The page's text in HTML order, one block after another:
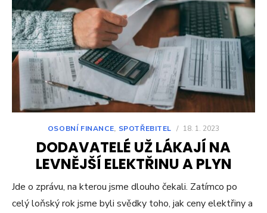
OSOBNÍ FINANCE, SPOTŘEBITEL / 18. 1. 2023
DODAVATELÉ UŽ LÁKAJÍ NA
LEVNĚJŠÍ ELEKTŘINU A PLYN
Jde o zprávu, na kterou jsme dlouho čekali. Zatímco po
celý loňský rok jsme byli svědky toho, jak ceny elektřiny a